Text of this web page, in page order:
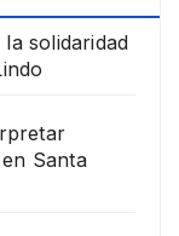
solidaridad
Santa